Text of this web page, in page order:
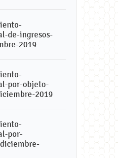
de-ingresos-
2019
por-objeto-
2019
por-